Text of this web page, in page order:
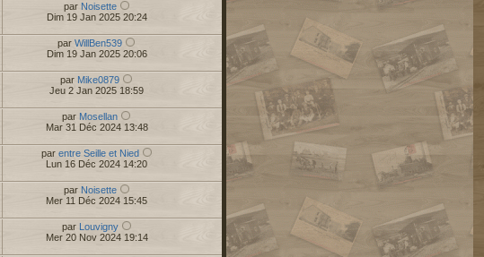
par Noisette
Dim 19 Jan 2025 20:24
parWillBen539
Dim 19 Jan 2025 20:06
par Mike0879
Jeu 2 Jan 2025 18:59
par Mosellan
Mar 31 Déc 2024 13:48
par entre Seille et Nied
Lun 16 Déc 2024 14:20
par Noisette
Mer 11 Déc 2024 15:45
par Louvigny
Mer 20 Nov 2024 19:14